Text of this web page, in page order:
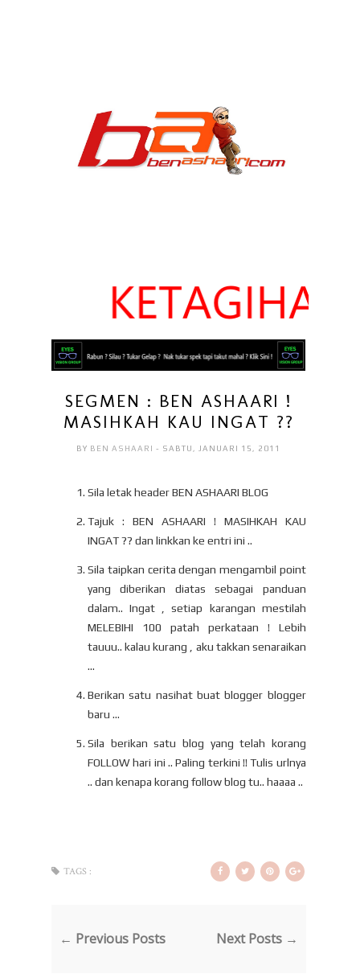
SEGMEN : BEN ASHAARI !
MASIHKAH KAU INGAT ??
BY BEN ASHAARI- SABTU, JANUARI 15, 2011
Sila letak header BEN ASHAARI BLOG
Tajuk : BEN ASHAARI ! MASIHKAH KAU
INGAT ?? dan linkkan ke entri ini ..
Sila taipkan cerita dengan mengambil point
yang diberikan diatas sebagai panduan
dalam.. Ingat , setiap karangan mestilah
MELEBIHI 100 patah perkataan ! Lebih
tauuu.. kalau kurang , aku takkan senaraikan
...
Berikan satu nasihat buat blogger blogger
baru ...
Sila berikan satu blog yang telah korang
FOLLOW hari ini .. Paling terkini !! Tulis urlnya
.. dan kenapa korang follow blog tu.. haaaa ..
TAGS :
← Previous Posts Next Posts →